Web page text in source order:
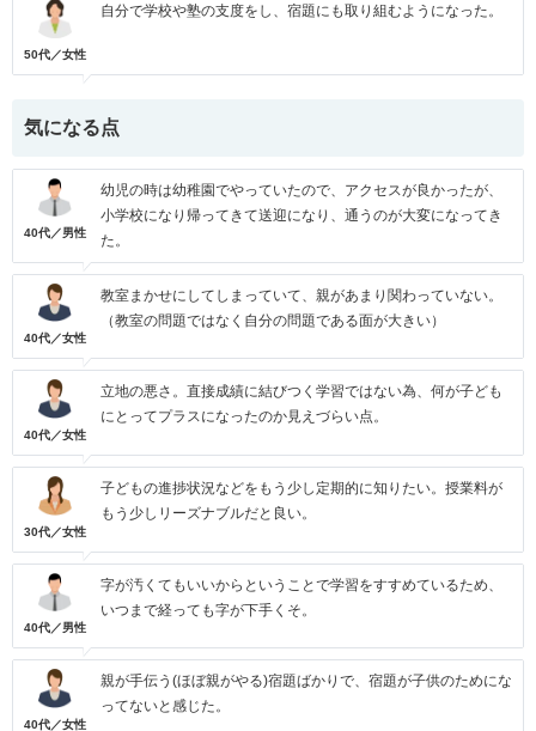
50代／女性
自分で学校や塾の支度をし、宿題にも取り組むようになった。
気になる点
40代／男性
幼児の時は幼稚園でやっていたので、アクセスが良かったが、
小学校になり帰ってきて送迎になり、通うのが大変になってき
た。
40代／女性
教室まかせにしてしまっていて、親があまり関わっていない。
（教室の問題ではなく自分の問題である面が大きい）
40代／女性
立地の悪さ。直接成績に結びつく学習ではない為、何が子ども
にとってプラスになったのか見えづらい点。
30代／女性
子どもの進捗状況などをもう少し定期的に知りたい。授業料が
もう少しリーズナブルだと良い。
40代／男性
字が汚くてもいいからということで学習をすすめているため、
いつまで経っても字が下手くそ。
40代／女性
親が手伝う(ほぼ親がやる)宿題ばかりで、宿題が子供のためにな
ってないと感じた。